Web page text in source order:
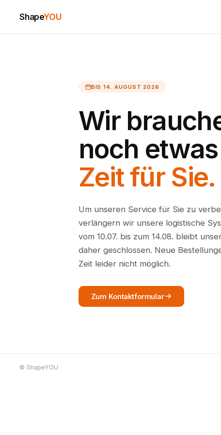
ShapeYOU
BIS 14. AUGUST 2026
Wir
noch etwas
Zeit für Sie.
Um unseren Service für Sie zu
verlängern wir unsere logistische
vom 10.07. bis zum 14.08. bleibt
daher geschlossen. Neue
Zeit leider nicht möglich.
Zum Kontaktformular
© ShapeYOU